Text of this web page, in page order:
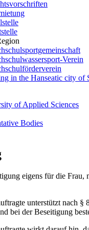
Verein
in the Hanseatic city of
of Applied Sciences
Bodies
eigens für die
unterstützt nach
bei der Beseitigung